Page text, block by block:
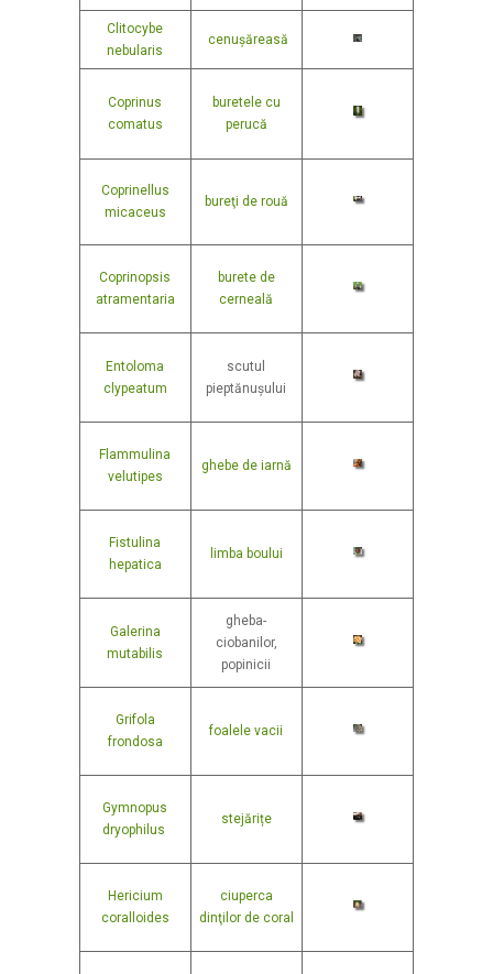
Clitocybe
nebularis
cenușăreasă
Coprinus
comatus
buretele cu
perucă
Coprinellus
micaceus
bureţi de rouă
Coprinopsis
atramentaria
burete de
cerneală
Entoloma
clypeatum
scutul
pieptănușului
Flammulina
velutipes
ghebe de iarnă
Fistulina
hepatica
limba boului
Galerina
mutabilis
gheba-
ciobanilor,
popinicii
Grifola
frondosa
foalele vacii
Gymnopus
dryophilus
stejărițe
Hericium
coralloides
ciuperca
dinţilor de coral